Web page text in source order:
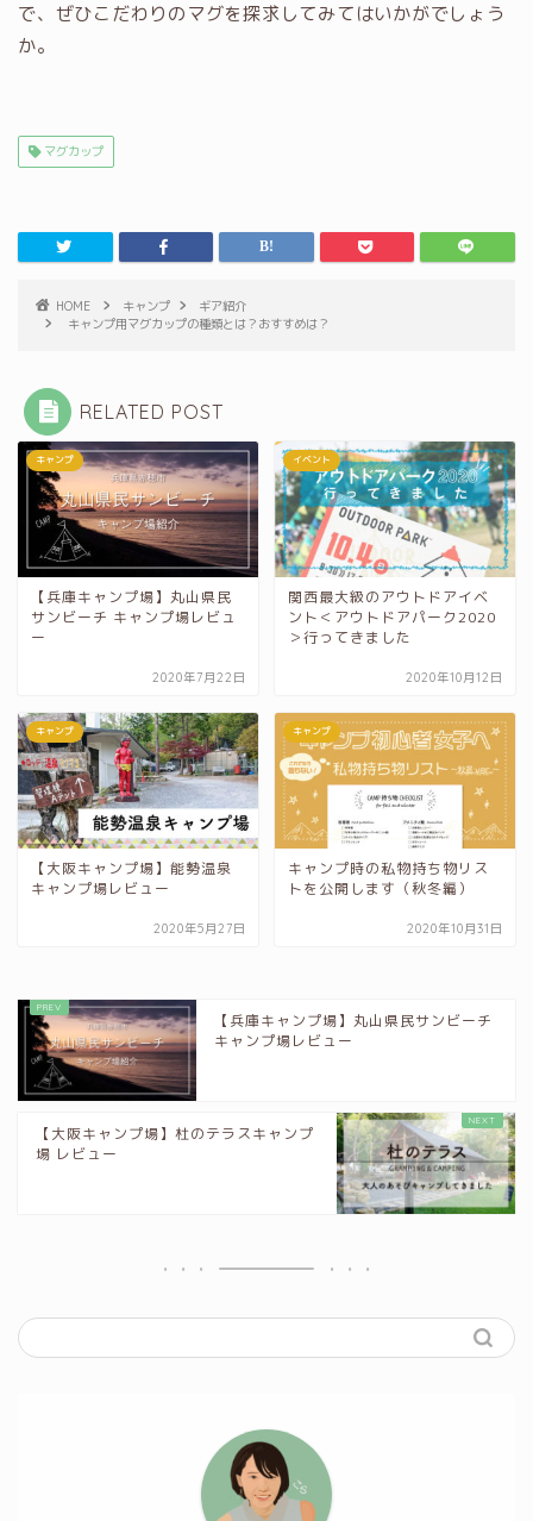
で、ぜひこだわりのマグを探求してみてはいかがでしょう
か。
マグカップ
HOME キャンプ
ギア紹介
キャンプ用マグカップの種類とは？おすすめは？
RELATED POST
キャンプ
【兵庫キャンプ場】丸山県民
サンビーチ キャンプ場レビュ
ー
2020年7月22日
イベント
関西最大級のアウトドアイベ
ント＜アウトドアパーク2020
＞行ってきました
2020年10月12日
キャンプ
【大阪キャンプ場】能勢温泉
キャンプ場レビュー
2020年5月27日
キャンプ
キャンプ時の私物持ち物リス
トを公開します（秋冬編）
2020年10月31日
【兵庫キャンプ場】丸山県民サンビーチ
キャンプ場レビュー
【大阪キャンプ場】杜のテラスキャンプ
場 レビュー